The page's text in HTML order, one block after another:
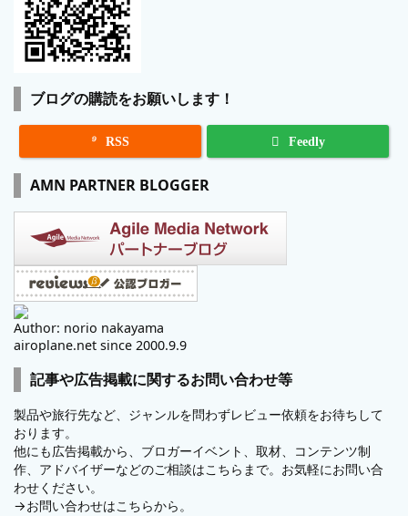
ブログの購読をお願いします！
 RSS Feedly
AMN PARTNER BLOGGER
Author: norio nakayama
airoplane.net since 2000.9.9
記事や広告掲載に関するお問い合わせ等
製品や旅行先など、ジャンルを問わずレビュー依頼をお待ちして
おります。
他にも広告掲載から、ブロガーイベント、取材、コンテンツ制
作、アドバイザーなどのご相談はこちらまで。お気軽にお問い合
わせください。
→お問い合わせはこちらから。